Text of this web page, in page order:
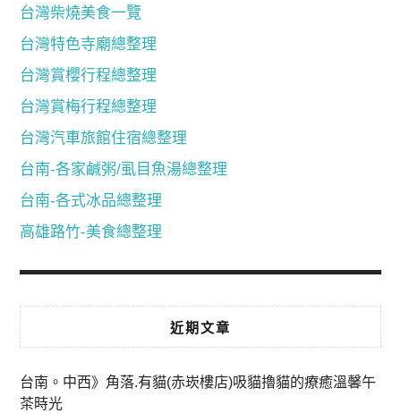
台灣柴燒美食一覽
台灣特色寺廟總整理
台灣賞櫻行程總整理
台灣賞梅行程總整理
台灣汽車旅館住宿總整理
台南-各家鹹粥/虱目魚湯總整理
台南-各式冰品總整理
高雄路竹-美食總整理
近期文章
台南。中西》角落.有貓(赤崁樓店)吸貓擼貓的療癒溫馨午
茶時光